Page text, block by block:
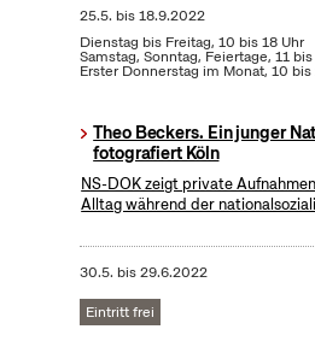
25.5. bis18.9.2022
Dienstag bis Freitag, 10 bis 18 Uhr
Samstag, Sonntag, Feiertage, 11
Erster Donnerstag im Monat, 10 bis
Theo Beckers. Ein junger
fotografiert Köln
NS-DOK zeigt private
Alltag während der
30.5. bis29.6.2022
Eintritt frei